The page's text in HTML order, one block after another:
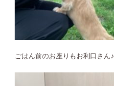
ごはん前のお座りもお利口さん♪